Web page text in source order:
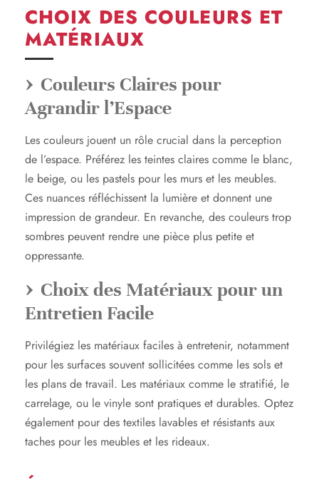
CHOIX DES COULEURS ET
MATÉRIAUX
Couleurs Claires pour
Agrandir l’Espace
Les couleurs jouent un rôle crucial dans la perception
de l’espace. Préférez les teintes claires comme le blanc,
le beige, ou les pastels pour les murs et les meubles.
Ces nuances réfléchissent la lumière et donnent une
impression de grandeur. En revanche, des couleurs trop
sombres peuvent rendre une pièce plus petite et
oppressante.
Choix des Matériaux pour un
Entretien Facile
Privilégiez les matériaux faciles à entretenir, notamment
pour les surfaces souvent sollicitées comme les sols et
les plans de travail. Les matériaux comme le stratifié, le
carrelage, ou le vinyle sont pratiques et durables. Optez
également pour des textiles lavables et résistants aux
taches pour les meubles et les rideaux.